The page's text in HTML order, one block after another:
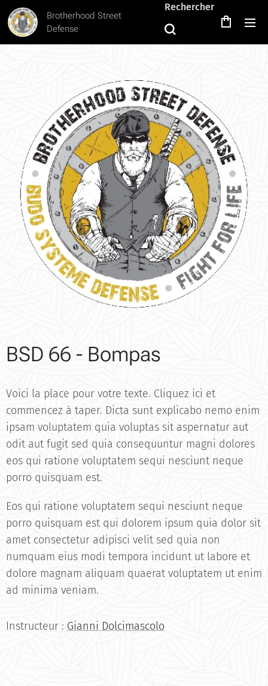
Brotherhood Street
Defense
Rechercher
BSD 66 - Bompas
Voici la place pour votre texte. Cliquez ici et
commencez à taper. Dicta sunt explicabo nemo enim
ipsam voluptatem quia voluptas sit aspernatur aut
odit aut fugit sed quia consequuntur magni dolores
eos qui ratione voluptatem sequi nesciunt neque
porro quisquam est.
Eos qui ratione voluptatem sequi nesciunt neque
porro quisquam est qui dolorem ipsum quia dolor sit
amet consectetur adipisci velit sed quia non
numquam eius modi tempora incidunt ut labore et
dolore magnam aliquam quaerat voluptatem ut enim
ad minima veniam.
Instructeur : Gianni Dolcimascolo